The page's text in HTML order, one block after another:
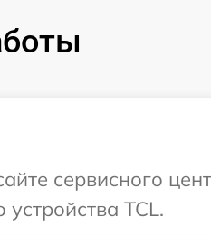
сервисного
TCL.